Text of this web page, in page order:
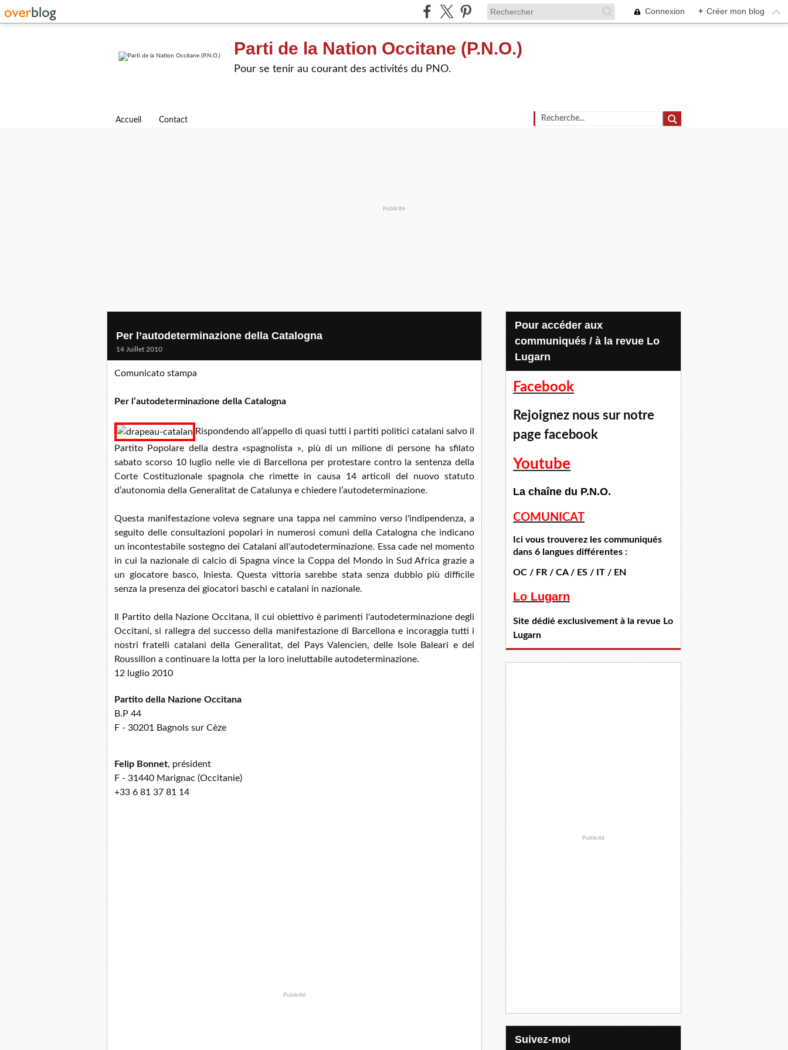
Connexion + Créer mon blog
Parti de la Nation Occitane (P.N.O.)
Pour se tenir au courant des activités du PNO.
Accueil Contact
Publicité
Per l’autodeterminazione della Catalogna
14 Juillet 2010
Comunicato stampa
Per l’autodeterminazione della Catalogna
Rispondendo all’appello di quasi tutti i partiti politici catalani salvo il
Partito Popolare della destra «spagnolista », più di un milione di persone ha sfilato
sabato scorso 10 luglio nelle vie di Barcellona per protestare contro la sentenza della
Corte Costituzionale spagnola che rimette in causa 14 articoli del nuovo statuto
d’autonomia della Generalitat de Catalunya e chiedere l’autodeterminazione.
Questa manifestazione voleva segnare una tappa nel cammino verso l'indipendenza, a
seguito delle consultazioni popolari in numerosi comuni della Catalogna che indicano
un incontestabile sostegno dei Catalani all'autodeterminazione. Essa cade nel momento
in cui la nazionale di calcio di Spagna vince la Coppa del Mondo in Sud Africa grazie a
un giocatore basco, Iniesta. Questa vittoria sarebbe stata senza dubbio più difficile
senza la presenza dei giocatori baschi e catalani in nazionale.
Il Partito della Nazione Occitana, il cui obiettivo è parimenti l'autodeterminazione degli
Occitani, si rallegra del successo della manifestazione di Barcellona e incoraggia tutti i
nostri fratelli catalani della Generalitat, del Pays Valencien, delle Isole Baleari e del
Roussillon a continuare la lotta per la loro ineluttabile autodeterminazione.
12 luglio 2010
Partito della Nazione Occitana
B.P 44
F - 30201 Bagnols sur Cèze
Felip Bonnet, président
F - 31440 Marignac (Occitanie)
+33 6 81 37 81 14
Publicité
Pour accéder aux
communiqués / à la revue Lo
Lugarn
Facebook
Rejoignez nous sur notre
page facebook
Youtube
La chaîne du P.N.O.
COMUNICAT
Ici vous trouverez les communiqués
dans 6 langues différentes :
OC / FR / CA / ES / IT / EN
Lo Lugarn
Site dédié exclusivement à la revue Lo
Lugarn
Publicité
Suivez-moi